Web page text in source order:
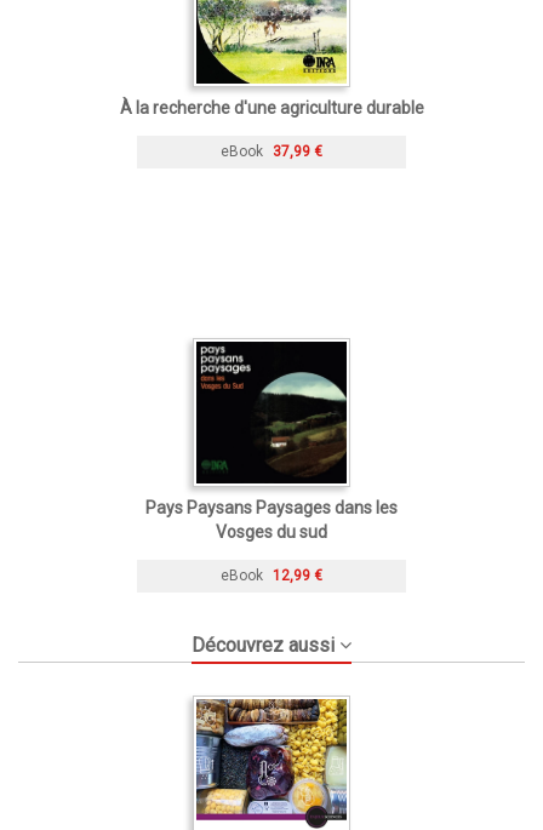
À la recherche d'une agriculture durable
eBook 37,99 €
Pays Paysans Paysages dans les
Vosges du sud
eBook 12,99 €
Découvrez aussi